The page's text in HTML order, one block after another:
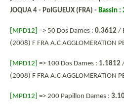
JOQUA 4 - PɒIGUEUX (FRA) - Bassin :
[MPD12] => 50 Dos Dames : 0.3612 /
(2008) F FRA A.C AGGLOMERATION
[MPD12] => 100 Dos Dames : 1.1812
(2008) F FRA A.C AGGLOMERATION
[MPD12] => 200 Papillon Dames :